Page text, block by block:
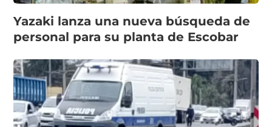
Yazaki lanza una nueva búsqueda de
personal para su planta de Escobar